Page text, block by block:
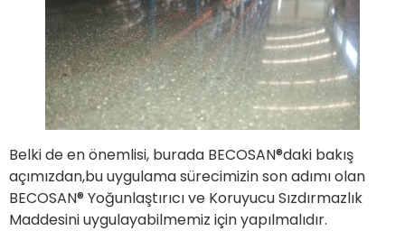
Belki de en önemlisi, burada BECOSAN®daki bakış
açımızdan,bu uygulama sürecimizin son adımı olan
BECOSAN® Yoğunlaştırıcı ve Koruyucu Sızdırmazlık
Maddesini uygulayabilmemiz için yapılmalıdır.